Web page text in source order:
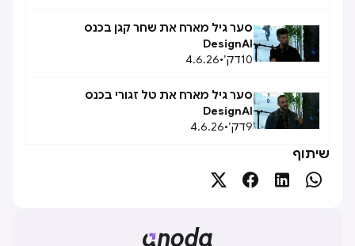
סער גיל מארח את שחר קגן בכנס
DesignAI
10דק׳•
4.6.26
סער גיל מארח את טל זגורי בכנס
DesignAI
9דק׳•
4.6.26
שיתוף



